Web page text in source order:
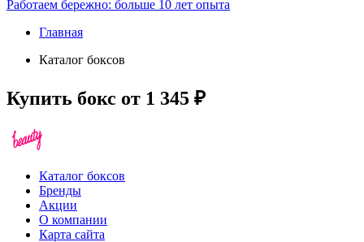
Работаем бережно: больше 10 лет опыта
Главная
Каталог боксов
Купить бокс от 1 345 ₽
Каталог боксов
Бренды
Акции
О компании
Карта сайта